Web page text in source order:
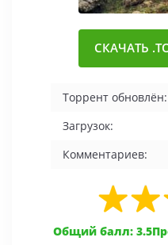
СКАЧАТЬ
Торрент обновлён:
Загрузок:
Комментариев:
Общий балл: 3.5